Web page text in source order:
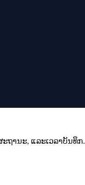
ຖານະ, ແລະເວລາບັນທຶກ.